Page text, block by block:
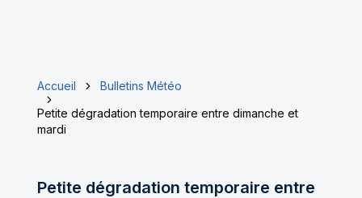
Accueil
Bulletins Météo
Petite dégradation temporaire entre dimanche et
mardi
Petite dégradation temporaire entre